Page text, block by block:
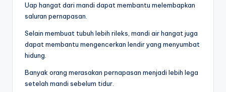
Uap hangat dari mandi dapat membantu melembapkan
saluran pernapasan.
Selain membuat tubuh lebih rileks, mandi air hangat juga
dapat membantu mengencerkan lendir yang menyumbat
hidung.
Banyak orang merasakan pernapasan menjadi lebih lega
setelah mandi sebelum tidur.